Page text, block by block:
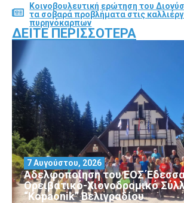
Κοινοβουλευτική ερώτηση του
τα σοβαρά προβλήματα στις
πυρηνόκαρπων
ΔΕΊΤΕ ΠΕΡΙΣΣΌΤΕΡΑ
Αδελφοποίηση του ΕΟΣ
Ορειβατικό-Χιονοδρομικό
“Kopaonik” Βελιγραδίου
7 Αυγούστου, 2026